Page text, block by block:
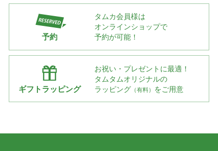
予約
タムカ会員様は
オンラインショップで
予約が可能！
ギフトラッピング
お祝い・プレゼントに最適！
タムタムオリジナルの
ラッピング （有料） をご用意